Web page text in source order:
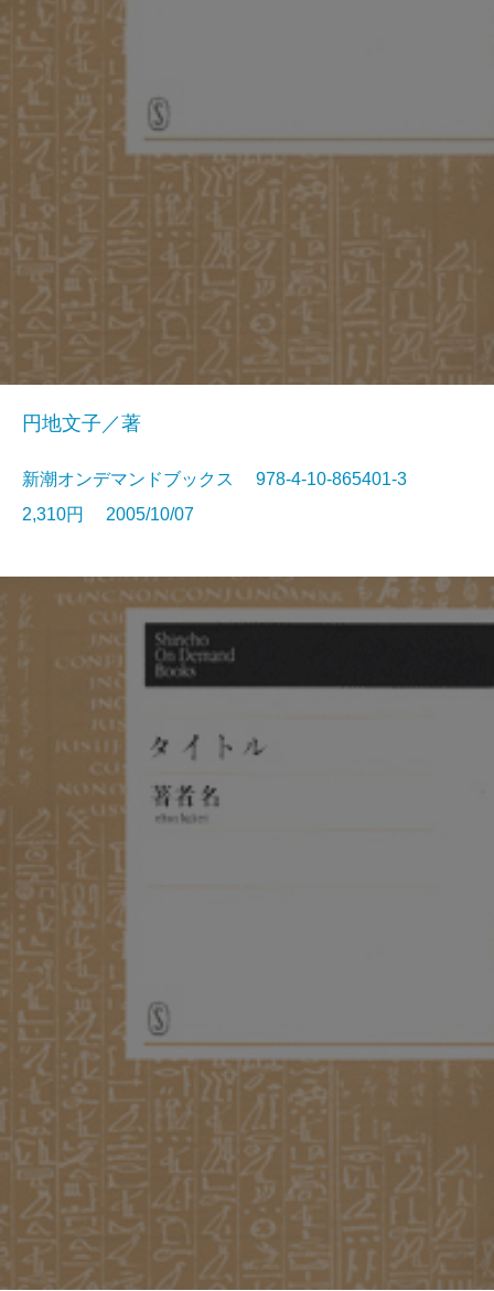
円地文子／著
新潮オンデマンドブックス 978-4-10-865401-3
2,310円 2005/10/07